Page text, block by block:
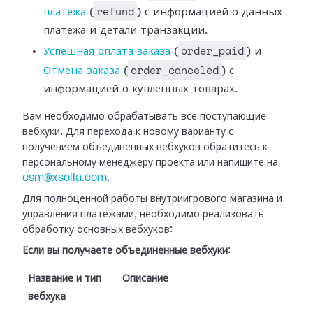
платежа ( refund ) с информацией о данных
платежа и детали транзакции.
Успешная оплата заказа ( order_paid ) и
Отмена заказа ( order_canceled ) с
информацией о купленных товарах.
Вам необходимо обрабатывать все поступающие
вебхуки. Для перехода к новому варианту с
получением объединенных вебхуков обратитесь к
персональному менеджеру проекта или напишите на
csm@xsolla.com.
Для полноценной работы внутриигрового магазина и
управления платежами, необходимо реализовать
обработку основных вебхуков:
Если вы получаете объединенные вебхуки:
Название и тип
вебхука
Описание